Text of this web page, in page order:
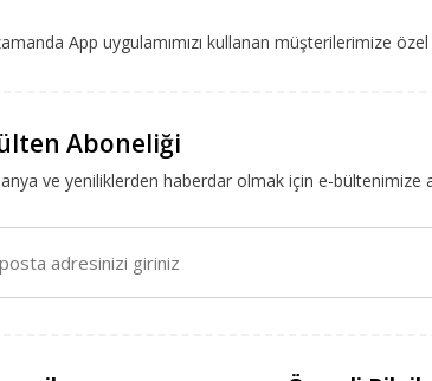
App uygulamımızı kullanan müşterilerimize
Aboneliği
ve yeniliklerden haberdar olmak için e-bültenimize